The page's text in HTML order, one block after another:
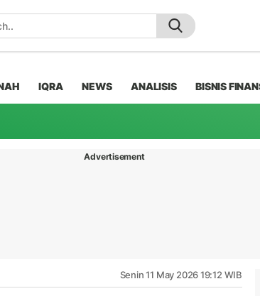
IQRA NEWS ANALISIS BISNIS
Advertisement
Senin 11 May 2026 19:12 WIB